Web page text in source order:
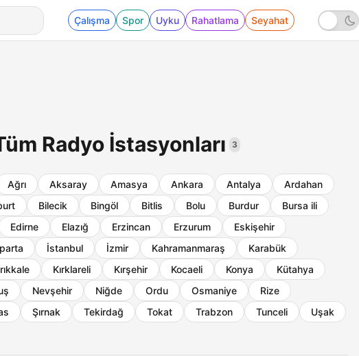
Çalışma Spor Uyku Rahatlama Seyahat
Radyo İstasyonları 3
Ağrı Aksaray Amasya Ankara Antalya
Ardahan
Bilecik Bingöl Bitlis Bolu Burdur
Bursa ili
Edirne Elazığ Erzincan Erzurum
Eskişehir
İstanbul İzmir Kahramanmaraş
Karabük
Kırklareli Kırşehir Kocaeli Konya
Kütahya
Nevşehir Niğde Ordu Osmaniye
Rize
Şırnak Tekirdağ Tokat Trabzon Tunceli
Uşak